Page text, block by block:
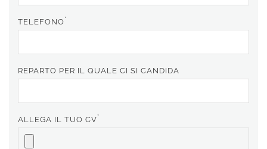
Iscrivimi alla newsletter!
TELEFONO*
REPARTO PER IL QUALE CI SI CANDIDA
ALLEGA IL TUO CV*